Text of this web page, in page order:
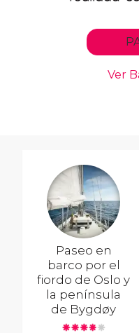
Paseo en
barco por el
fiordo de Oslo y
la península
de Bygdøy